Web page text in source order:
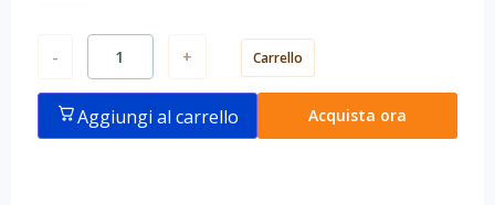
- + Carrello
Aggiungi al carrello Acquista ora